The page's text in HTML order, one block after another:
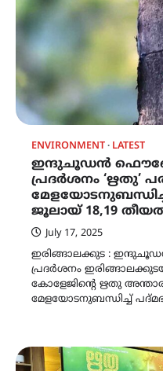
ENVIRONMENT LATEST
ഇന്ദുചൂഡൻ
പ്രദർശനം ‘ഋതു’
ജൂലായ് 18,19
July 17, 2025
ഇരിങ്ങാലക്കുട :
പ്രദർശനം
കോളേജിന്റെ ഋതു
മേളയോടനുബന്ധിച്ച്